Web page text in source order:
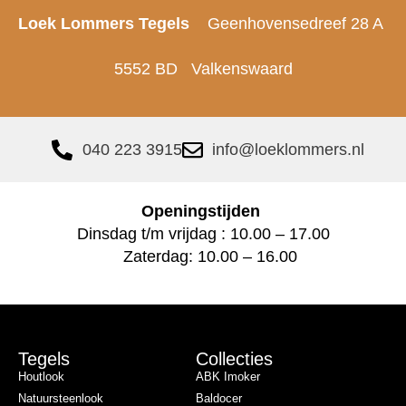
Loek Lommers Tegels Geenhovensedreef 28 A
5552 BD Valkenswaard
040 223 3915 info@loeklommers.nl
Openingstijden
Dinsdag t/m vrijdag : 10.00 – 17.00
Zaterdag: 10.00 – 16.00
Tegels
Houtlook
Natuursteenlook
Collecties
ABK Imoker
Baldocer